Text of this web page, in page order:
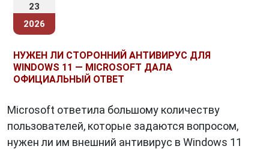
23
2026
НУЖЕН ЛИ СТОРОННИЙ АНТИВИРУС ДЛЯ
WINDOWS 11 — MICROSOFT ДАЛА
ОФИЦИАЛЬНЫЙ ОТВЕТ
Microsoft ответила большому количеству
пользователей, которые задаются вопросом,
нужен ли им внешний антивирус в Windows 11